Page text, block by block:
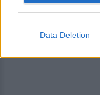
Data Deletion